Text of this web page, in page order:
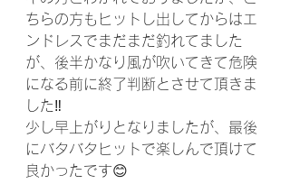
ちらの方もヒットし出してからはエ
ンドレスでまだまだ釣れてました
が、後半かなり風が吹いてきて危険
になる前に終了判断とさせて頂きま
した‼️
少し早上がりとなりましたが、最後
にバタバタヒットで楽しんで頂けて
良かったです😊